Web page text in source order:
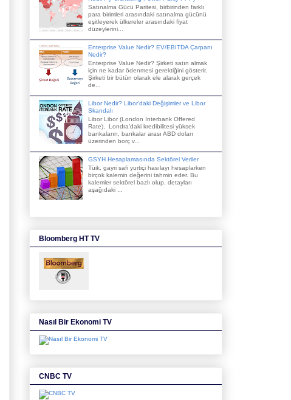
Satınalma Gücü Paritesi, birbirinden farklı
para birimleri arasındaki satınalma gücünü
eşitleyerek ülkereler arasındaki fiyat
düzeylerini...
Enterprise Value Nedir? EV/EBITDA Çarpanı
Nedir?
Enterprise Value Nedir? Şirketi satın almak
için ne kadar ödenmesi gerektiğini gösterir.
Şirketi bir bütün olarak ele alarak gerçek
de...
Libor Nedir? Libor'daki Değişimler ve Libor
Skandalı
Libor Libor (London Interbank Offered
Rate), Londra’daki kredibilitesi yüksek
bankaların, bankalar arası ABD doları
üzerinden borç v...
GSYH Hesaplamasında Sektörel Veriler
Tüik, gayri safi yurtiçi hasılayı hesaplarken
birçok kalemin değerini tahmin eder. Bu
kalemler sektörel bazlı olup, detayları
aşağıdaki ...
Bloomberg HT TV
Nasıl Bir Ekonomi TV
CNBC TV